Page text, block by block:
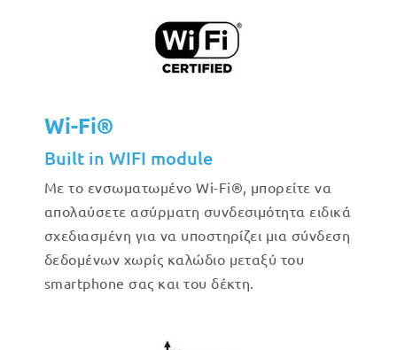
Wi-Fi®
Built in WIFI module
Με το ενσωματωμένο Wi-Fi®, μπορείτε να
απολαύσετε ασύρματη συνδεσιμότητα ειδικά
σχεδιασμένη για να υποστηρίζει μια σύνδεση
δεδομένων χωρίς καλώδιο μεταξύ του
smartphone σας και του δέκτη.